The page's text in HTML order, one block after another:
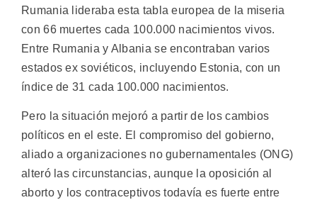
Rumania lideraba esta tabla europea de la miseria
con 66 muertes cada 100.000 nacimientos vivos.
Entre Rumania y Albania se encontraban varios
estados ex soviéticos, incluyendo Estonia, con un
índice de 31 cada 100.000 nacimientos.
Pero la situación mejoró a partir de los cambios
políticos en el este. El compromiso del gobierno,
aliado a organizaciones no gubernamentales (ONG)
alteró las circunstancias, aunque la oposición al
aborto y los contraceptivos todavía es fuerte entre